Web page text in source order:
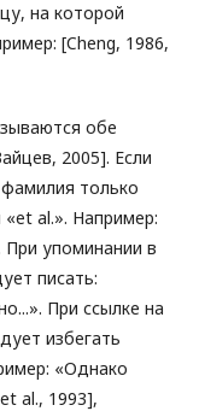
на которой
[Cheng, 1986,
обе
2005]. Если
только
al.». Например:
упоминании в
писать:
При ссылке на
избегать
«Однако
al., 1993],